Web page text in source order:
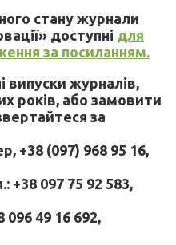
стану журнали
доступні для
за посиланням.
журналів,
років, або замовити
за
+38 (097) 968 95 16,
+38 097 75 92 583,
096 49 16 692,